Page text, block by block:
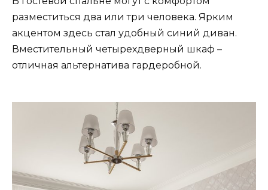
разместиться два или три человека. Ярким
акцентом здесь стал удобный синий диван.
Вместительный четырехдверный шкаф –
отличная альтернатива гардеробной.